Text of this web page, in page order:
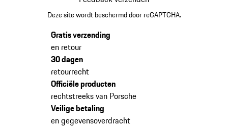
Deze site wordt beschermd door reCAPTCHA.
Gratis verzending
en retour
30 dagen
retourrecht
Officiële producten
rechtstreeks van Porsche
Veilige betaling
en gegevensoverdracht